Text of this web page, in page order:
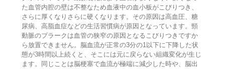
た血管内腔の壁は不整なため血液中の血小板がこびりつき、
さらに厚くなりさらに硬くなります。その原因は高血圧、糖
尿病、高脂血症などの生活習慣病が原因となっています。頸
動脈のプラークは血管の狭窄の原因となるこびりつきですか
ら放置できません。脳血流が正常の3分の1以下に下降した状
態が3時間以上続くと、そこには元に戻らない組織変化が生じ
ます。同じことは脳梗塞で血流が極端に減少した時や、脳出